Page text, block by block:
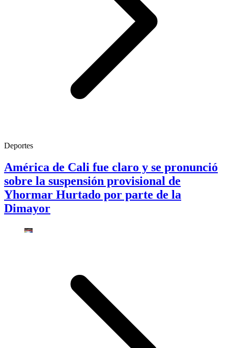
Deportes
América de Cali fue claro y se pronunció
sobre la suspensión provisional de
Yhormar Hurtado por parte de la
Dimayor